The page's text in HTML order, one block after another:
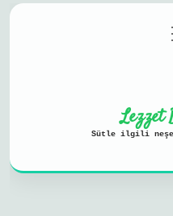
Lezzet
Sütle ilgili